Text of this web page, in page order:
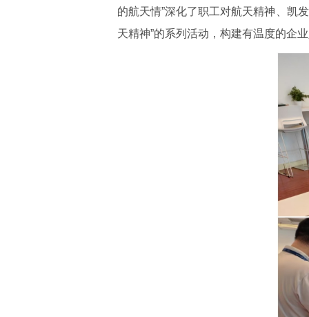
的航天情”深化了职工对航天精神、凯
天精神”的系列活动，构建有温度的企